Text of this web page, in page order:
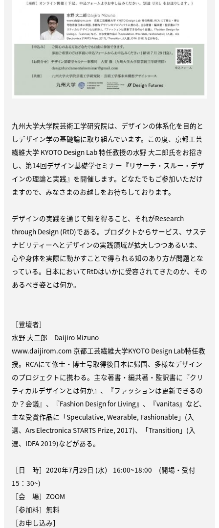
九州大学大学院芸術工学研究院は、デザインの体系化を目的と
しデザイン学の基礎論に取り組んでいます。この度、京都工芸
繊維大学 KYOTO Design Lab 特任教授の水野 大二郎氏をお招き
し、第14回デザイン基礎学セミナー『リサーチ・スルー・デザ
インの理論と実践』を開催します。どなたでもご参加いただけ
ますので、みなさまのお越しをお待ちしております。
デザインの実践を通じて知を得ること、それがResearch
through Design (RtD)である。プロダクトからサービス、サステ
ナビリティーへとデザインの実践領域が拡大しつつあるいま、
心や身体を実際に動かすことで得られる知のあり方が問題とな
っている。日本においてRtDはいかに受容されてきたのか、その
あるべき姿とは何か。
［登壇者］
水野 大二郎 Daijiro Mizuno
www.daijirom.com 京都工芸繊維大学KYOTO Design Lab特任教
授。RCAにて修士・博士号取得後日本に帰国、多様なデザイン
のプロジェクトに携わる。主な著書・編共著・監訳書に『クリ
ティカルデザインとは何か』、『ファッションは更新できるの
か？会議』、『Fashion Design for Living』、『vanitas』など、
主な受賞作品に「Speculative, Wearable, Fashionable」(入
選、Ars Electronica STARTS Prize, 2017)、「Transition」(入
選、IDFA 2019)などがある。
［日 時］2020年7月29日 (水） 16:00~18:00 (開場・受付
15：30~)
［会 場］ZOOM
［参加料］無料
［お申し込み］